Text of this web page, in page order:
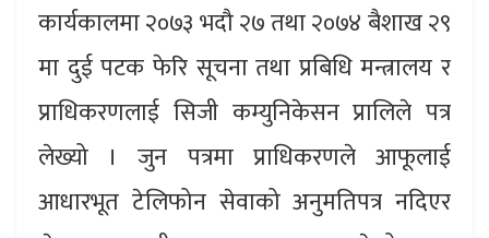
कार्यकालमा २०७३ भदौ २७ तथा २०७४ बैशाख २९
मा दुई पटक फेरि सूचना तथा प्रबिधि मन्त्रालय र
प्राधिकरणलाई सिजी कम्युनिकेसन प्रालिले पत्र
लेख्यो । जुन पत्रमा प्राधिकरणले आफूलाई
आधारभूत टेलिफोन सेवाको अनुमतिपत्र नदिएर